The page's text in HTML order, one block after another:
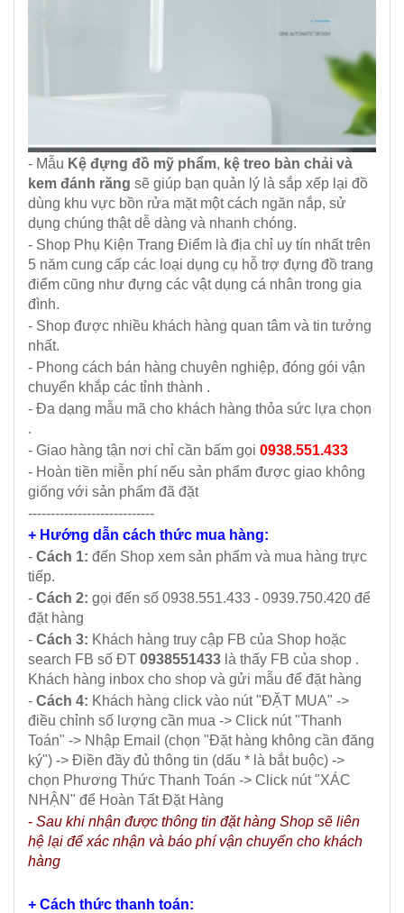
- Mẫu Kệ đựng đồ mỹ phẩm, kệ treo bàn chải và
kem đánh răng sẽ giúp bạn quản lý là sắp xếp lại đồ
dùng khu vực bồn rửa mặt một cách ngăn nắp, sử
dụng chúng thật dễ dàng và nhanh chóng.
- Shop Phụ Kiện Trang Điểm là địa chỉ uy tín nhất trên
5 năm cung cấp các loại dụng cụ hỗ trợ đựng đồ trang
điểm cũng như đựng các vật dụng cá nhân trong gia
đình.
- Shop được nhiều khách hàng quan tâm và tin tưởng
nhất.
- Phong cách bán hàng chuyên nghiệp, đóng gói vận
chuyển khắp các tỉnh thành .
- Đa dạng mẫu mã cho khách hàng thỏa sức lựa chọn
.
- Giao hàng tận nơi chỉ cần bấm gọi 0938.551.433
- Hoàn tiền miễn phí nếu sản phẩm được giao không
giống với sản phẩm đã đặt
----------------------------
+ Hướng dẫn cách thức mua hàng:
- Cách 1: đến Shop xem sản phẩm và mua hàng trực
tiếp.
- Cách 2: gọi đến số 0938.551.433 - 0939.750.420 để
đặt hàng
- Cách 3: Khách hàng truy cập FB của Shop hoặc
search FB số ĐT 0938551433 là thấy FB của shop .
Khách hàng inbox cho shop và gửi mẫu để đặt hàng
- Cách 4: Khách hàng click vào nút "ĐẶT MUA" ->
điều chỉnh số lượng cần mua -> Click nút "Thanh
Toán" -> Nhập Email (chọn "Đặt hàng không cần đăng
ký") -> Điền đầy đủ thông tin (dấu * là bắt buộc) ->
chọn Phương Thức Thanh Toán -> Click nút "XÁC
NHẬN" để Hoàn Tất Đặt Hàng
- Sau khi nhận được thông tin đặt hàng Shop sẽ liên
hệ lại để xác nhận và báo phí vận chuyển cho khách
hàng
+ Cách thức thanh toán: